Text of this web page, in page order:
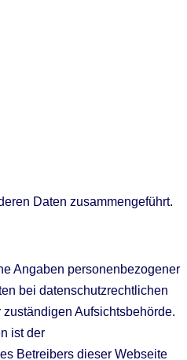
Daten zusammengeführt.
Angaben personenbezogener
bei datenschutzrechtlichen
Aufsichtsbehörde.
ist der
Betreibers dieser Webseite